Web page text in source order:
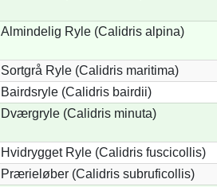
Almindelig Ryle (Calidris alpina)
Sortgrå Ryle (Calidris maritima)
Bairdsryle (Calidris bairdii)
Dværgryle (Calidris minuta)
Hvidrygget Ryle (Calidris fuscicollis)
Prærieløber (Calidris subruficollis)